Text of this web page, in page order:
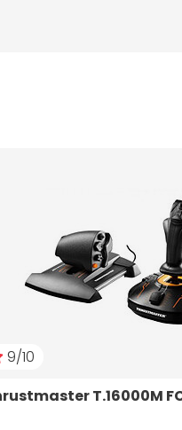
9/10
T.16000M